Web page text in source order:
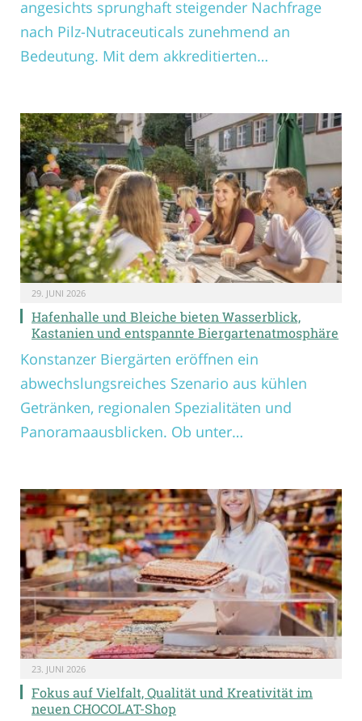
angesichts sprunghaft steigender Nachfrage
nach Pilz-Nutraceuticals zunehmend an
Bedeutung. Mit dem akkreditierten…
29. JUNI 2026
Hafenhalle und Bleiche bieten Wasserblick,
Kastanien und entspannte Biergartenatmosphäre
Konstanzer Biergärten eröffnen ein
abwechslungsreiches Szenario aus kühlen
Getränken, regionalen Spezialitäten und
Panoramaausblicken. Ob unter…
23. JUNI 2026
Fokus auf Vielfalt, Qualität und Kreativität im
neuen CHOCOLAT-Shop